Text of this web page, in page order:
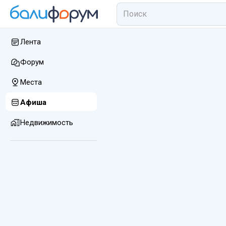
Лента
Форум
Места
Афиша
Недвижимость